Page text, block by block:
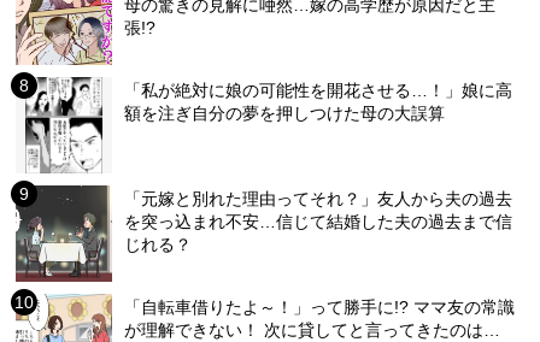
母の驚きの見解に唖然…嫁の高学歴が原因だと主
張!?
「私が絶対に娘の可能性を開花させる…！」娘に高
額を注ぎ自分の夢を押しつけた母の大誤算
「元嫁と別れた理由ってそれ？」友人から夫の過去
を突っ込まれ不安…信じて結婚した夫の過去まで信
じれる？
「自転車借りたよ～！」って勝手に!? ママ友の常識
が理解できない！ 次に貸してと言ってきたのは…